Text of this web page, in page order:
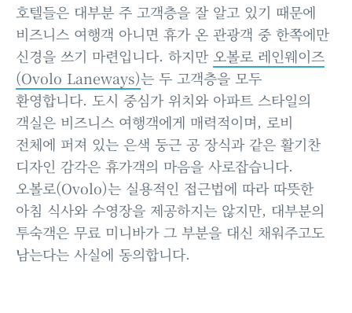
호텔들은 대부분 주 고객층을 잘 알고 있기 때문에
비즈니스 여행객 아니면 휴가 온 관광객 중 한쪽에만
신경을 쓰기 마련입니다. 하지만 오볼로 레인웨이즈
(Ovolo Laneways)는 두 고객층을 모두
환영합니다. 도시 중심가 위치와 아파트 스타일의
객실은 비즈니스 여행객에게 매력적이며, 로비
전체에 퍼져 있는 은색 둥근 공 장식과 같은 활기찬
디자인 감각은 휴가객의 마음을 사로잡습니다.
오볼로(Ovolo)는 실용적인 접근법에 따라 따뜻한
아침 식사와 수영장을 제공하지는 않지만, 대부분의
투숙객은 무료 미니바가 그 부분을 대신 채워주고도
남는다는 사실에 동의합니다.